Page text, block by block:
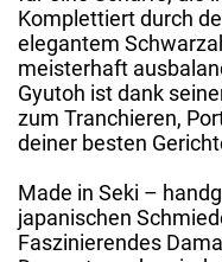
Komplettiert durch
elegantem
meisterhaft
Gyutoh ist dank
zum Tranchieren,
deiner besten
Made in Seki –
japanischen
Faszinierendes